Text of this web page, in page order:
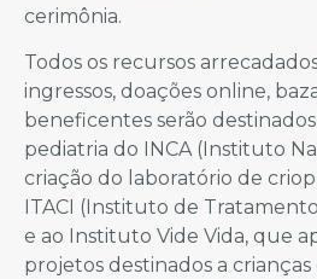
cerimônia.
Todos os recursos
ingressos, doações online,
beneficentes serão
pediatria do INCA (Instituto
criação do laboratório de
ITACI (Instituto de
e ao Instituto Vide Vida, que
projetos destinados a crianças